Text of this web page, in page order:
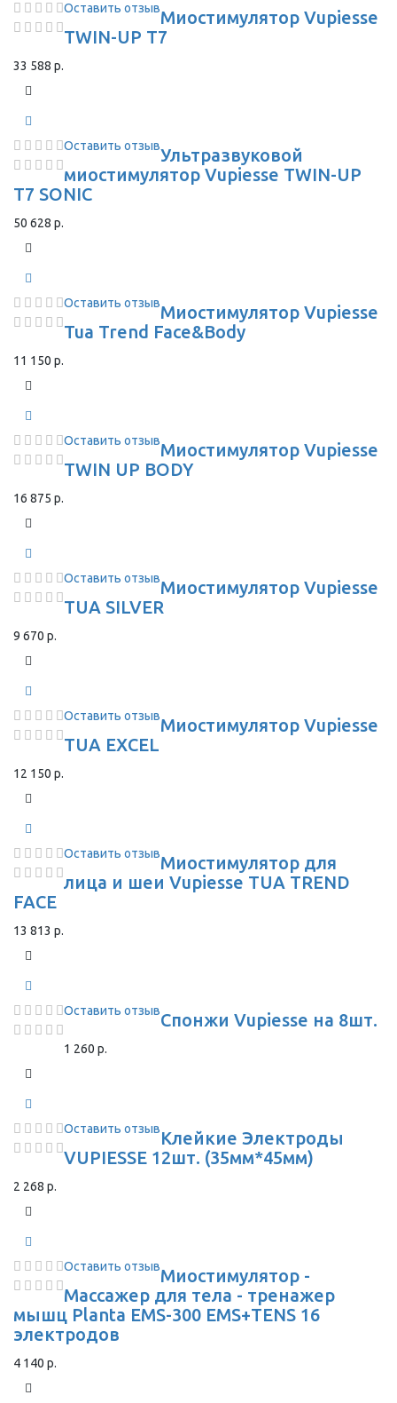
Оставить отзывМиостимулятор Vupiesse
TWIN-UP T7
33 588 р.
Оставить отзывУльтразвуковой
миостимулятор Vupiesse TWIN-UP
T7 SONIC
50 628 р.
Оставить отзывМиостимулятор Vupiesse
Tua Trend Face&Body
11 150 р.
Оставить отзывМиостимулятор Vupiesse
TWIN UP BODY
16 875 р.
Оставить отзывМиостимулятор Vupiesse
TUA SILVER
9 670 р.
Оставить отзывМиостимулятор Vupiesse
TUA EXCEL
12 150 р.
Оставить отзывМиостимулятор для
лица и шеи Vupiesse TUA TREND
FACE
13 813 р.
Оставить отзывСпонжи Vupiesse на 8шт.
1 260 р.
Оставить отзывКлейкие Электроды
VUPIESSE 12шт. (35мм*45мм)
2 268 р.
Оставить отзывМиостимулятор -
Массажер для тела - тренажер
мышц Planta EMS-300 EMS+TENS 16
электродов
4 140 р.